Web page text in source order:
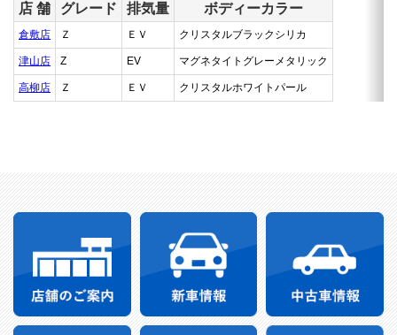
店 舗 グレード 排気量 ボディーカラー
倉敷店 Ｚ ＥＶ クリスタルブラックシリカ
津山店 Z EV マグネタイトグレーメタリック
高柳店 Ｚ ＥＶ クリスタルホワイトパール